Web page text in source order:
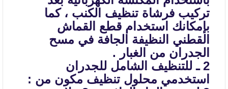
تركيب فرشاة تنظيف الكنب ، كما
بإمكانك استخدام قطع القماش
القطني النظيفة الجافة في مسح
الجدران من الغبار .
2 ـ للتنظيف الشامل للجدران
استخدمي محلول تنظيف مكون من :